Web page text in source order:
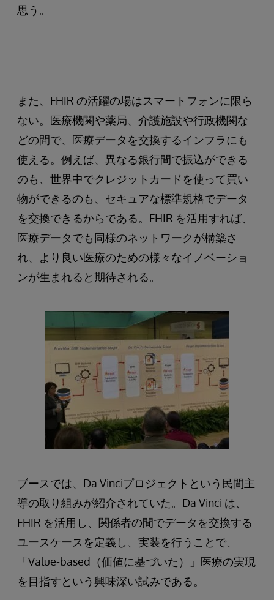
思う。
また、FHIR の活躍の場はスマートフォンに限ら
ない。医療機関や薬局、介護施設や行政機関な
どの間で、医療データを交換するインフラにも
使える。例えば、異なる銀行間で振込ができる
のも、世界中でクレジットカードを使って買い
物ができるのも、セキュアな標準規格でデータ
を交換できるからである。FHIR を活用すれば、
医療データでも同様のネットワークが構築さ
れ、より良い医療のための様々なイノベーショ
ンが生まれると期待される。
ブースでは、Da Vinciプロジェクトという民間主
導の取り組みが紹介されていた。Da Vinci は、
FHIR を活用し、関係者の間でデータを交換する
ユースケースを定義し、実装を行うことで、
「Value-based（価値に基づいた）」医療の実現
を目指すという興味深い試みである。